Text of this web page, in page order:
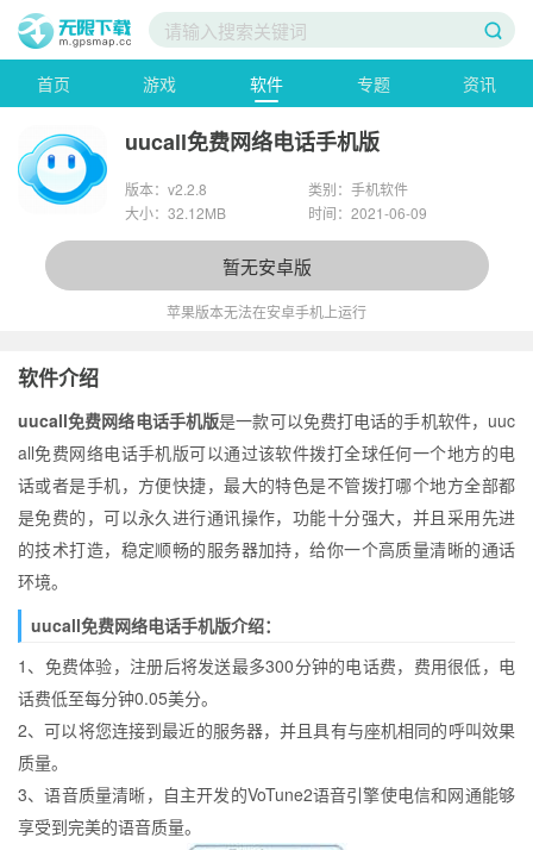
首页 游戏 软件 专题 资讯
uucall免费网络电话手机版
版本：v2.2.8
类别：手机软件
大小：32.12MB
时间：2021-06-09
暂无安卓版
苹果版本无法在安卓手机上运行
软件介绍
uucall免费网络电话手机版是一款可以免费打电话的手机软件，uuc
all免费网络电话手机版可以通过该软件拨打全球任何一个地方的电
话或者是手机，方便快捷，最大的特色是不管拨打哪个地方全部都
是免费的，可以永久进行通讯操作，功能十分强大，并且采用先进
的技术打造，稳定顺畅的服务器加持，给你一个高质量清晰的通话
环境。
uucall免费网络电话手机版介绍：
1、免费体验，注册后将发送最多300分钟的电话费，费用很低，电
话费低至每分钟0.05美分。
2、可以将您连接到最近的服务器，并且具有与座机相同的呼叫效果
质量。
3、语音质量清晰，自主开发的VoTune2语音引擎使电信和网通能够
享受到完美的语音质量。